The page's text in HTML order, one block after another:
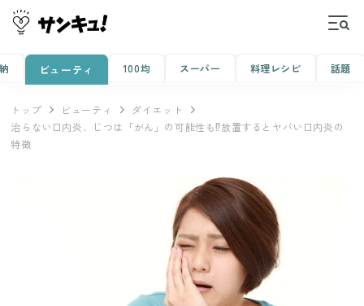
ビューティ 100均 スーパー 料理レシピ 話題
トップ ビューティ
ダイエット
治らない口内炎、じつは「がん」の可能性も⁉放置するとヤバい口内炎の
特徴